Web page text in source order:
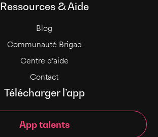
Ressources & Aide
Blog
Communauté Brigad
Centre d’aide
Contact
Télécharger l’app
App talents